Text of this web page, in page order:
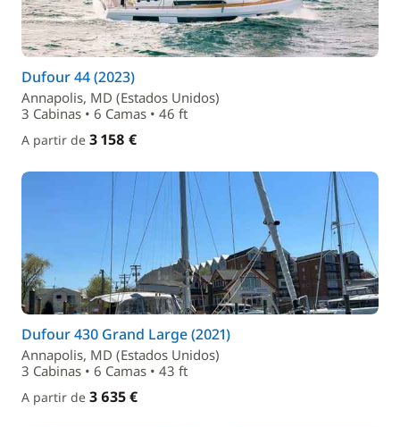
Dufour 44 (2023)
Annapolis, MD (Estados Unidos)
3 Cabinas • 6 Camas • 46 ft
A partir de 3 158 €
Dufour 430 Grand Large (2021)
Annapolis, MD (Estados Unidos)
3 Cabinas • 6 Camas • 43 ft
A partir de 3 635 €